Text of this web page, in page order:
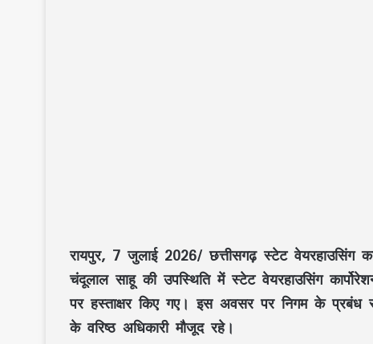
रायपुर, 7 जुलाई 2026/छत्तीसगढ़स्टेट वेयरहाउसिंग
चंदूलाल साहूकी उपस्थिति मेंस्टेट वेयरहाउसिंग
पर हस्ताक्षर किए गए। इस अवसर पर निगम केप्रबंध
के वरिष्ठ अधिकारी मौजूद रहे।